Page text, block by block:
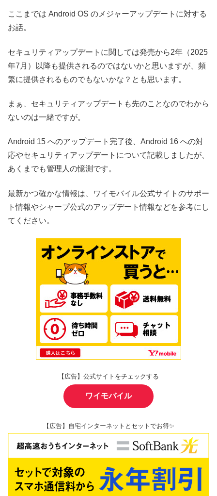
ここまでは Android OS のメジャーアップデートに対する
お話。
セキュリティアップデートに関しては発売から2年（2025
年7月）以降も提供されるのではないかと思いますが、頻
繁に提供されるものでもないかな？とも思います。
まぁ、セキュリティアップデートも先のことなのでわから
ないのは一緒ですが。
Android 15 へのアップデート完了後、Android 16 への対
応やセキュリティアップデートについて記載しましたが、
あくまでも管理人の憶測です。
最新かつ確かな情報は、ワイモバイル公式サイトのサポー
ト情報やシャープ公式のアップデート情報などを参考にし
てください。
【広告】公式サイトをチェックする
ワイモバイル
【広告】自宅インターネットとセットでお得✨